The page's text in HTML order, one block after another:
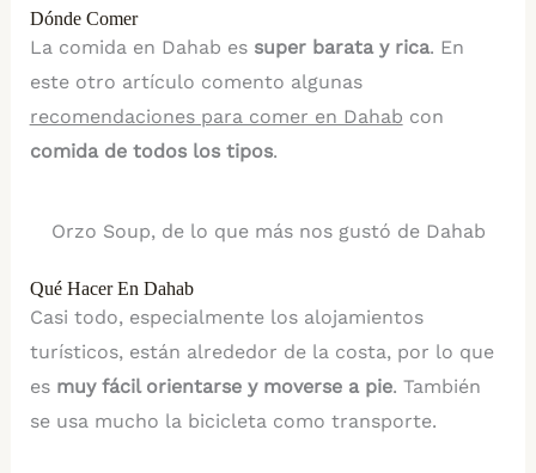
Dónde Comer
La comida en Dahab es super barata y rica. En
este otro artículo comento algunas
recomendaciones para comer en Dahab con
comida de todos los tipos.
Orzo Soup, de lo que más nos gustó de Dahab
Qué Hacer En Dahab
Casi todo, especialmente los alojamientos
turísticos, están alrededor de la costa, por lo que
es muy fácil orientarse y moverse a pie. También
se usa mucho la bicicleta como transporte.